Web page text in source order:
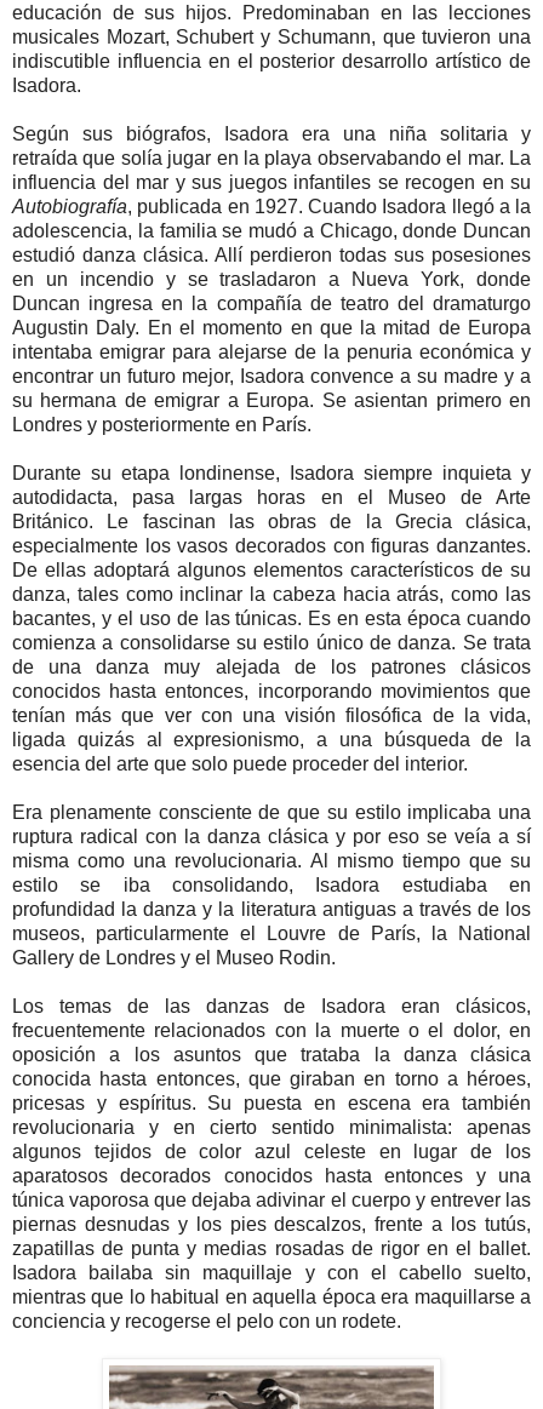
educación de sus hijos. Predominaban en las lecciones
musicales Mozart, Schubert y Schumann, que tuvieron una
indiscutible influencia en el posterior desarrollo artístico de
Isadora.
Según sus biógrafos, Isadora era una niña solitaria y
retraída que solía jugar en la playa observabando el mar. La
influencia del mar y sus juegos infantiles se recogen en su
Autobiografía, publicada en 1927. Cuando Isadora llegó a la
adolescencia, la familia se mudó a Chicago, donde Duncan
estudió danza clásica. Allí perdieron todas sus posesiones
en un incendio y se trasladaron a Nueva York, donde
Duncan ingresa en la compañía de teatro del dramaturgo
Augustin Daly. En el momento en que la mitad de Europa
intentaba emigrar para alejarse de la penuria económica y
encontrar un futuro mejor, Isadora convence a su madre y a
su hermana de emigrar a Europa. Se asientan primero en
Londres y posteriormente en París.
Durante su etapa londinense, Isadora siempre inquieta y
autodidacta, pasa largas horas en el Museo de Arte
Británico. Le fascinan las obras de la Grecia clásica,
especialmente los vasos decorados con figuras danzantes.
De ellas adoptará algunos elementos característicos de su
danza, tales como inclinar la cabeza hacia atrás, como las
bacantes, y el uso de las túnicas. Es en esta época cuando
comienza a consolidarse su estilo único de danza. Se trata
de una danza muy alejada de los patrones clásicos
conocidos hasta entonces, incorporando movimientos que
tenían más que ver con una visión filosófica de la vida,
ligada quizás al expresionismo, a una búsqueda de la
esencia del arte que solo puede proceder del interior.
Era plenamente consciente de que su estilo implicaba una
ruptura radical con la danza clásica y por eso se veía a sí
misma como una revolucionaria. Al mismo tiempo que su
estilo se iba consolidando, Isadora estudiaba en
profundidad la danza y la literatura antiguas a través de los
museos, particularmente el Louvre de París, la National
Gallery de Londres y el Museo Rodin.
Los temas de las danzas de Isadora eran clásicos,
frecuentemente relacionados con la muerte o el dolor, en
oposición a los asuntos que trataba la danza clásica
conocida hasta entonces, que giraban en torno a héroes,
pricesas y espíritus. Su puesta en escena era también
revolucionaria y en cierto sentido minimalista: apenas
algunos tejidos de color azul celeste en lugar de los
aparatosos decorados conocidos hasta entonces y una
túnica vaporosa que dejaba adivinar el cuerpo y entrever las
piernas desnudas y los pies descalzos, frente a los tutús,
zapatillas de punta y medias rosadas de rigor en el ballet.
Isadora bailaba sin maquillaje y con el cabello suelto,
mientras que lo habitual en aquella época era maquillarse a
conciencia y recogerse el pelo con un rodete.